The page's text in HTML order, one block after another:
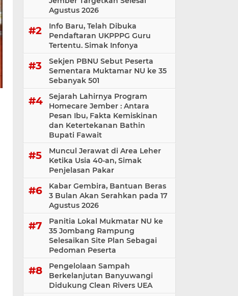
Agustus 2026
Info Baru, Telah Dibuka
Pendaftaran UKPPPG Guru
Tertentu. Simak Infonya
Sekjen PBNU Sebut Peserta
Sementara Muktamar NU ke 35
Sebanyak 501
Sejarah Lahirnya Program
Homecare Jember : Antara
Pesan Ibu, Fakta Kemiskinan
dan Ketertekanan Bathin
Bupati Fawait
Muncul Jerawat di Area Leher
Ketika Usia 40-an, Simak
Penjelasan Pakar
Kabar Gembira, Bantuan Beras
3 Bulan Akan Serahkan pada 17
Agustus 2026
Panitia Lokal Mukmatar NU ke
35 Jombang Rampung
Selesaikan Site Plan Sebagai
Pedoman Peserta
Pengelolaan Sampah
Berkelanjutan Banyuwangi
Didukung Clean Rivers UEA